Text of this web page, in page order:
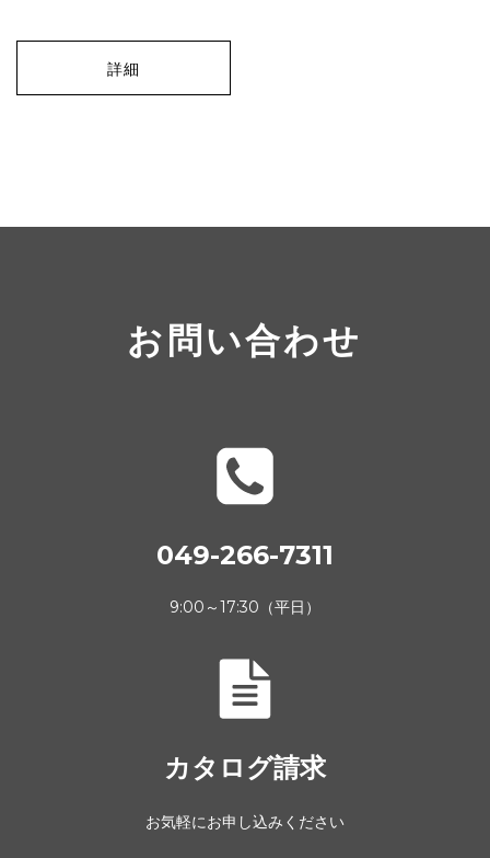
詳細
お問い合わせ
049-266-7311
9:00～17:30（平日）
カタログ請求
お気軽にお申し込みください